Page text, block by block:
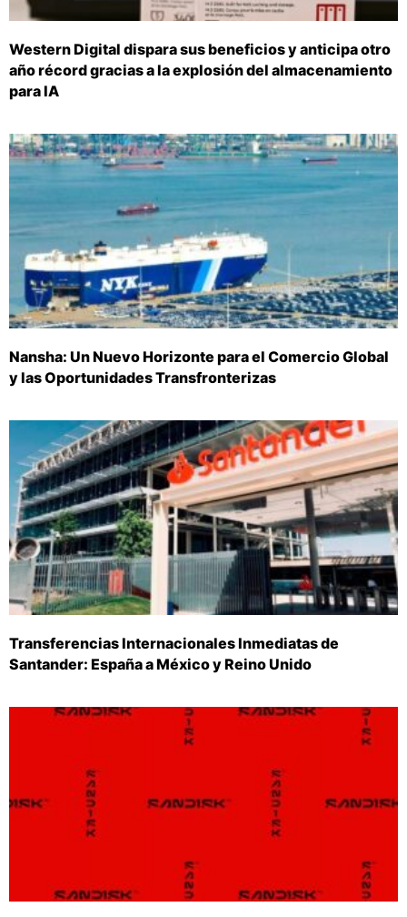
Western Digital dispara sus beneficios y anticipa otro
año récord gracias a la explosión del almacenamiento
para IA
Nansha: Un Nuevo Horizonte para el Comercio Global
y las Oportunidades Transfronterizas
Transferencias Internacionales Inmediatas de
Santander: España a México y Reino Unido